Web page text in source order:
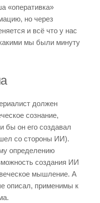
«оперативка»
но через
и всё что у нас
мы были минуту
должен
сознание,
бы он его создавал
со стороны ИИ).
определению
создания ИИ
мышление. А
описал, применимы к